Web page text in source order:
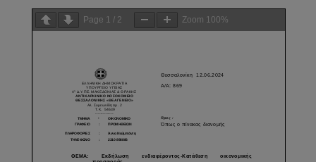
Page 1 / 2 Zoom 100%